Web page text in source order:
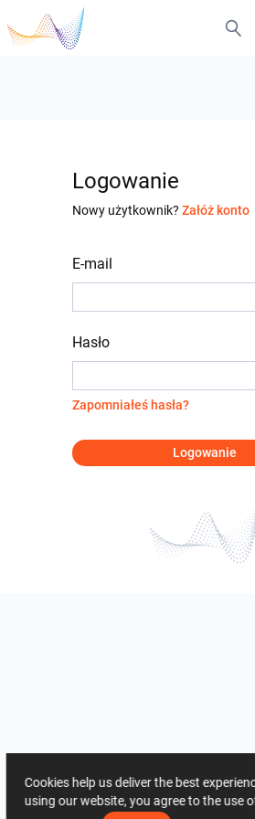
Logowanie
Nowy użytkownik? Załóż konto
E-mail
Hasło
Zapomniałeś hasła?
Logowanie
Cookies help us deliver the best
using our website, you agree to the use